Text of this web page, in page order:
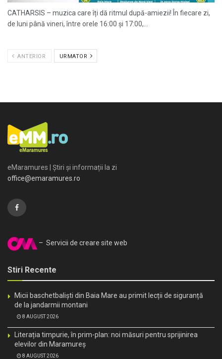
CATHARSIS – muzica care îți dă ritmul după-amiezii! În fiecare zi,
de luni până vineri, între orele 16:00 și 17:00,...
ANTERIOR URMATOR
eMaramures | Știri și informații la zi
office@emaramures.ro
– Servicii de creare site web
Stiri Recente
Micii baschetbaliști din Baia Mare au primit lecții de siguranță
de la jandarmii montani
8 AUGUST 2026
Literația timpurie, în prim-plan: noi măsuri pentru sprijinirea
elevilor din Maramureș
8 AUGUST 2026